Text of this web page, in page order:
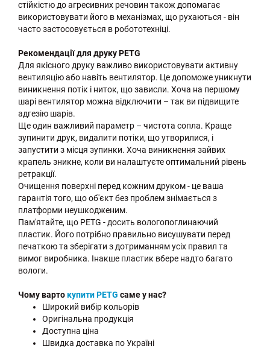
стійкістю до агресивних речовин також допомагає
використовувати його в механізмах, що рухаються - він
часто застосовується в робототехніці.
Рекомендації для друку PETG
Для якісного друку важливо використовувати активну
вентиляцію або навіть вентилятор. Це допоможе уникнути
виникнення потік і ниток, що зависли. Хоча на першому
шарі вентилятор можна відключити – так ви підвищите
адгезію шарів.
Ще один важливий параметр – чистота сопла. Краще
зупинити друк, видалити потіки, що утворилися, і
запустити з місця зупинки. Хоча виникнення зайвих
крапель зникне, коли ви налаштуєте оптимальний рівень
ретракції.
Очищення поверхні перед кожним друком - це ваша
гарантія того, що об'єкт без проблем знімається з
платформи неушкодженим.
Пам'ятайте, що PETG - досить вологопоглинаючий
пластик. Його потрібно правильно висушувати перед
печаткою та зберігати з дотриманням усіх правил та
вимог виробника. Інакше пластик вбере надто багато
вологи.
Чому вартокупити PETG саме у нас?
Широкий вибір кольорів
Оригінальна продукція
Доступна ціна
Швидка доставка по Україні